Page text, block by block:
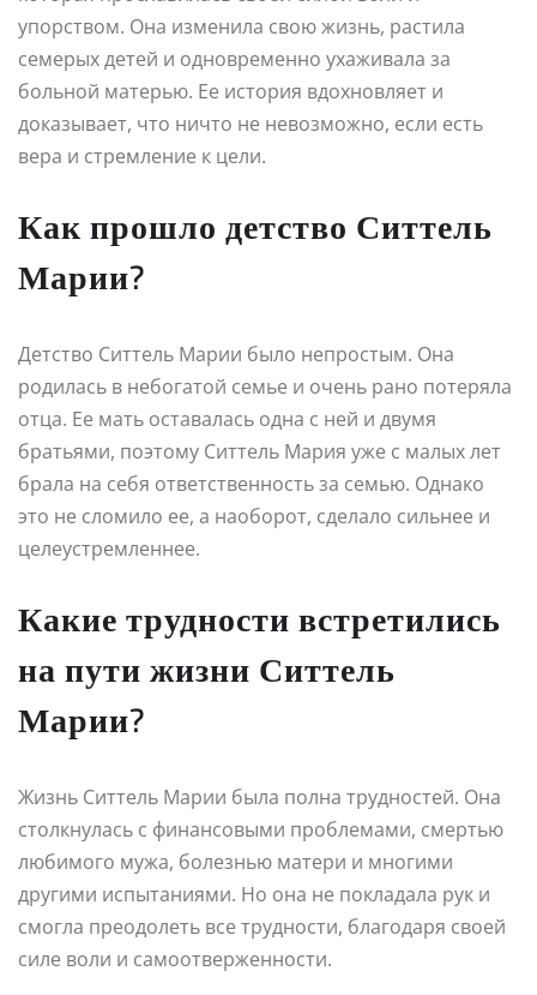
упорством. Она изменила свою жизнь, растила
семерых детей и одновременно ухаживала за
больной матерью. Ее история вдохновляет и
доказывает, что ничто не невозможно, если есть
вера и стремление к цели.
Как прошло детство Ситтель
Марии?
Детство Ситтель Марии было непростым. Она
родилась в небогатой семье и очень рано потеряла
отца. Ее мать оставалась одна с ней и двумя
братьями, поэтому Ситтель Мария уже с малых лет
брала на себя ответственность за семью. Однако
это не сломило ее, а наоборот, сделало сильнее и
целеустремленнее.
Какие трудности встретились
на пути жизни Ситтель
Марии?
Жизнь Ситтель Марии была полна трудностей. Она
столкнулась с финансовыми проблемами, смертью
любимого мужа, болезнью матери и многими
другими испытаниями. Но она не покладала рук и
смогла преодолеть все трудности, благодаря своей
силе воли и самоотверженности.